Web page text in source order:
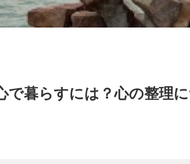
で暮らすには？心の整理